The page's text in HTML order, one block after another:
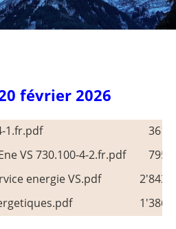
février 2026
1.fr.pdf
361
VS 730.100-4-2.fr.pdf
795
energie VS.pdf
2'843
1'386